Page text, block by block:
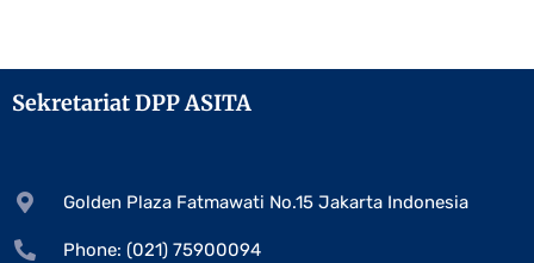
Sekretariat DPP ASITA
Golden Plaza Fatmawati No.15 Jakarta Indonesia
Phone: (021) 75900094